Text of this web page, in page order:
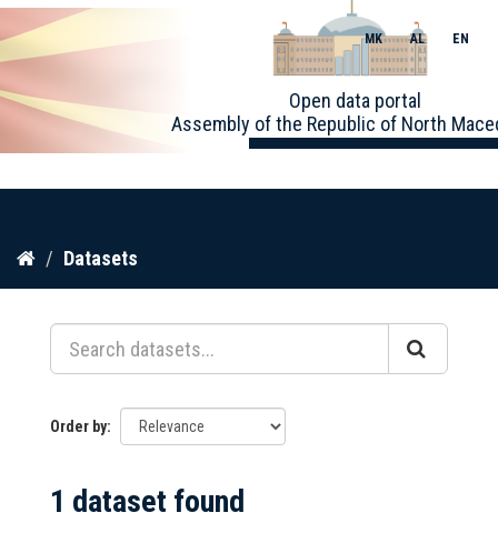
Skip
content
Open data portal
Assembly of the Republic of North
MK AL EN
Datasets
Order by
1 dataset found